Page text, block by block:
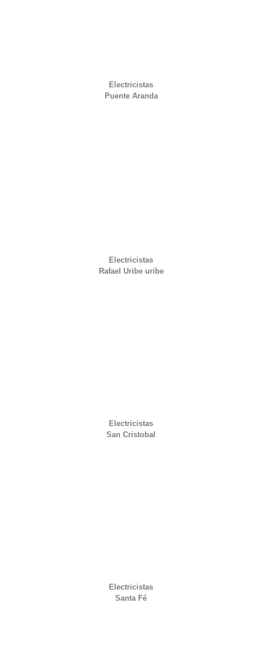
Electricistas
Puente Aranda
Electricistas
Rafael Uribe uribe
Electricistas
San Cristobal
Electricistas
Santa Fé